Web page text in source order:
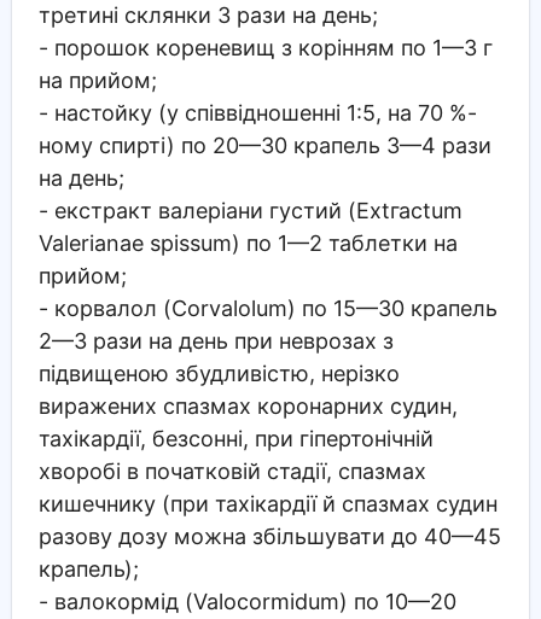
третині склянки 3 рази на день;
- порошок кореневищ з корінням по 1—3 г
на прийом;
- настойку (у співвідношенні 1:5, на 70 %-
ному спирті) по 20—30 крапель 3—4 рази
на день;
- екстракт валеріани густий (Extгасtum
Valerianae spissum) по 1—2 таблетки на
прийом;
- корвалол (Corvalolum) по 15—30 крапель
2—3 рази на день при неврозах з
підвищеною збудливістю, нерізко
виражених спазмах коронарних судин,
тахікардії, безсонні, при гіпертонічній
хворобі в початковій стадії, спазмах
кишечнику (при тахікардії й спазмах судин
разову дозу можна збільшувати до 40—45
крапель);
- валокормід (Valocormidum) по 10—20